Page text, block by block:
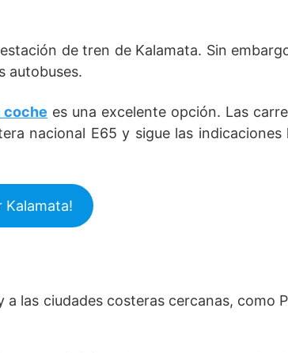
de tren de Kalamata. Sin
autobuses.
coche es una excelente opción. Las
nacional E65 y sigue las indicaciones
Kalamata!
las ciudades costeras cercanas, como